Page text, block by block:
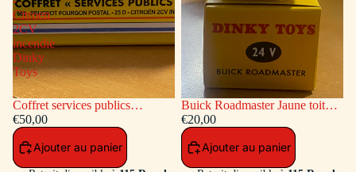
Citroen
2CV
incendie
Dinky
Toys
Coffret services publics
voitures: Peugeot Fourgon
Postal - Citroen 2CV incendie
Dinky Toys
€50,00
Ajouter au panier
Buick Roadmaster Jaune toit
Vert
€20,00
Ajouter au panier